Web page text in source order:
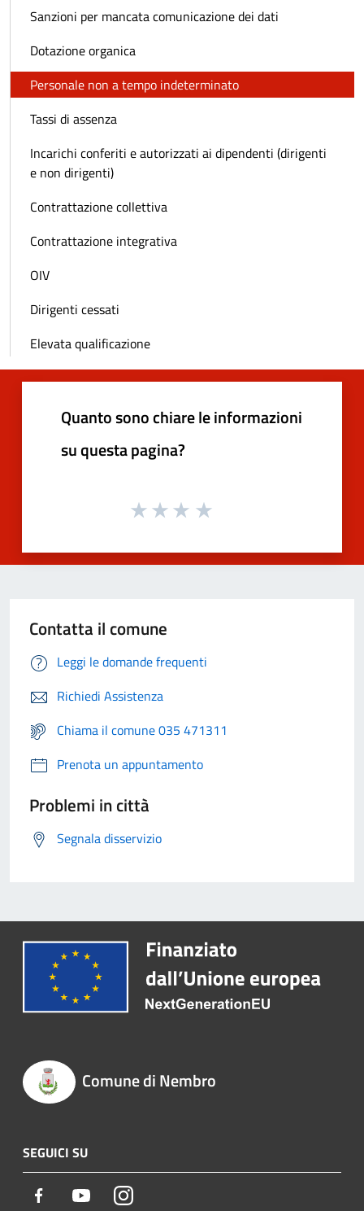
Sanzioni per mancata comunicazione dei dati
Dotazione organica
Personale non a tempo indeterminato
Tassi di assenza
Incarichi conferiti e autorizzati ai dipendenti (dirigenti
e non dirigenti)
Contrattazione collettiva
Contrattazione integrativa
OIV
Dirigenti cessati
Elevata qualificazione
Quanto sono chiare le informazioni
su questa pagina?
Contatta il comune
Leggi le domande frequenti
Richiedi Assistenza
Chiama il comune 035 471311
Prenota un appuntamento
Problemi in città
Segnala disservizio
Comune di Nembro
SEGUICI SU
Facebook YoutubeInstagram